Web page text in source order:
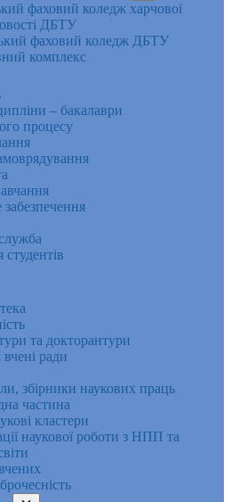
фаховий коледж харчової
ДБТУ
фаховий коледж ДБТУ
комплекс
– бакалаври
процесу
студентів
та докторантури
вчені ради
збірники наукових праць
частина
кластери
наукової роботи з НПП та